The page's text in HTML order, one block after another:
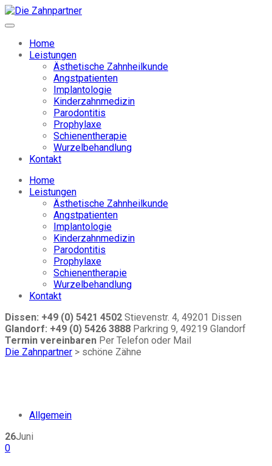
Home
Leistungen
Ästhetische Zahnheilkunde
Angstpatienten
Implantologie
Kinderzahnmedizin
Parodontitis
Prophylaxe
Schienentherapie
Wurzelbehandlung
Kontakt
Home
Leistungen
Ästhetische Zahnheilkunde
Angstpatienten
Implantologie
Kinderzahnmedizin
Parodontitis
Prophylaxe
Schienentherapie
Wurzelbehandlung
Kontakt
Dissen: +49 (0) 5421 4502 Stievenstr. 4, 49201 Dissen
Glandorf: +49 (0) 5426 3888 Parkring 9, 49219 Glandorf
Termin vereinbaren Per Telefon oder Mail
Die Zahnpartner > schöne Zähne
Allgemein
26Juni
0